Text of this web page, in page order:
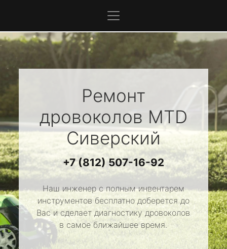
Ремонт
дровоколов MTD
Сиверский
+7 (812) 507-16-92
Наш инженер с полным инвентарем
инструментов бесплатно доберется до
Вас и сделает диагностику дровоколов
в самое ближайшее время.